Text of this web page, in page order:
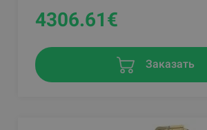
4306.61€
Заказать